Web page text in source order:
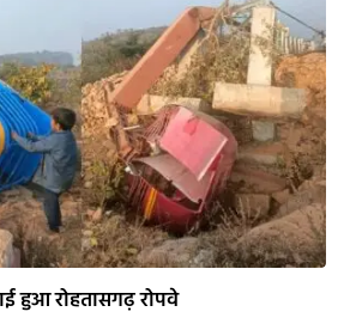
हुआ रोहतासगढ़ रोपवे